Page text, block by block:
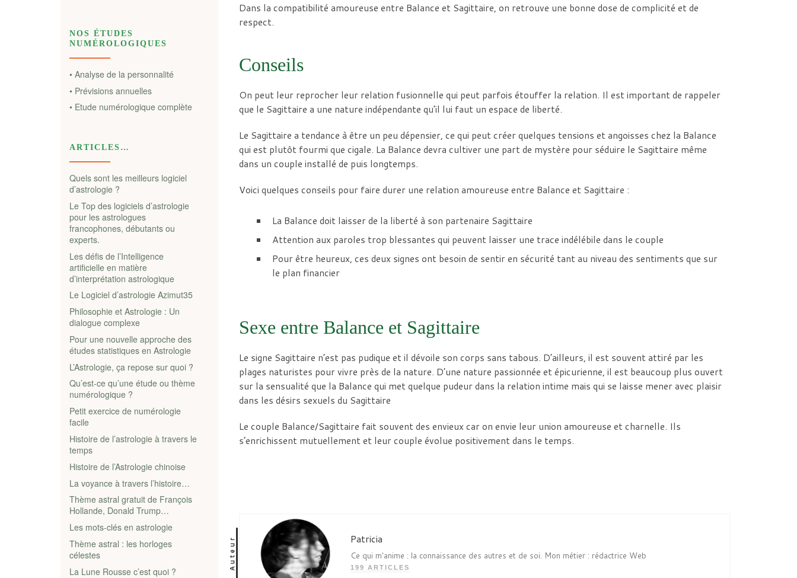
Dans la compatibilité amoureuse entre Balance et Sagittaire, on retrouve une bonne dose de complicité et de
respect.
Conseils
On peut leur reprocher leur relation fusionnelle qui peut parfois étouffer la relation. Il est important de rappeler
que le Sagittaire a une nature indépendante qu’il lui faut un espace de liberté.
Le Sagittaire a tendance à être un peu dépensier, ce qui peut créer quelques tensions et angoisses chez la Balance
qui est plutôt fourmi que cigale. La Balance devra cultiver une part de mystère pour séduire le Sagittaire même
dans un couple installé de puis longtemps.
Voici quelques conseils pour faire durer une relation amoureuse entre Balance et Sagittaire :
La Balance doit laisser de la liberté à son partenaire Sagittaire
Attention aux paroles trop blessantes qui peuvent laisser une trace indélébile dans le couple
Pour être heureux, ces deux signes ont besoin de sentir en sécurité tant au niveau des sentiments que sur
le plan financier
Sexe entre Balance et Sagittaire
Le signe Sagittaire n’est pas pudique et il dévoile son corps sans tabous. D’ailleurs, il est souvent attiré par les
plages naturistes pour vivre près de la nature. D’une nature passionnée et épicurienne, il est beaucoup plus ouvert
sur la sensualité que la Balance qui met quelque pudeur dans la relation intime mais qui se laisse mener avec plaisir
dans les désirs sexuels du Sagittaire
Le couple Balance/Sagittaire fait souvent des envieux car on envie leur union amoureuse et charnelle. Ils
s’enrichissent mutuellement et leur couple évolue positivement dans le temps.
Auteur Patricia
Ce qui m'anime : la connaissance des autres et de soi. Mon métier : rédactrice Web
199 ARTICLES
NOS ÉTUDES
NUMÉROLOGIQUES
• Analyse de la personnalité
• Prévisions annuelles
• Etude numérologique complète
ARTICLES…
Quels sont les meilleurs logiciel
d’astrologie ?
Le Top des logiciels d’astrologie
pour les astrologues
francophones, débutants ou
experts.
Les défis de l’Intelligence
artificielle en matière
d’interprétation astrologique
Le Logiciel d’astrologie Azimut35
Philosophie et Astrologie : Un
dialogue complexe
Pour une nouvelle approche des
études statistiques en Astrologie
L’Astrologie, ça repose sur quoi ?
Qu’est-ce qu’une étude ou thème
numérologique ?
Petit exercice de numérologie
facile
Histoire de l’astrologie à travers le
temps
Histoire de l’Astrologie chinoise
La voyance à travers l’histoire…
Thème astral gratuit de François
Hollande, Donald Trump…
Les mots-clés en astrologie
Thème astral : les horloges
célestes
La Lune Rousse c’est quoi ?